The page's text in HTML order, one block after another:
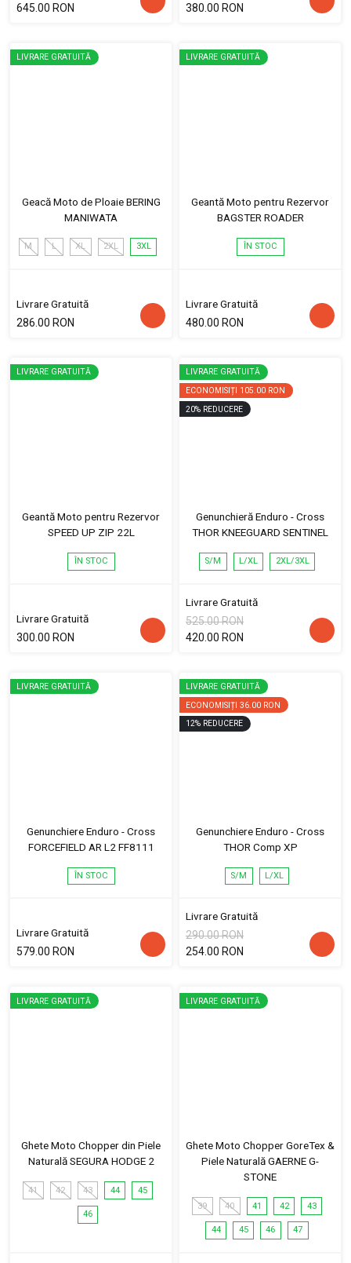
645.00 RON
380.00 RON
LIVRARE GRATUITĂ
Geacă Moto de Ploaie BERING
MANIWATA
M L XL 2XL 3XL
Livrare Gratuită
286.00 RON
LIVRARE GRATUITĂ
Geantă Moto pentru Rezervor
BAGSTER ROADER
ÎN STOC
Livrare Gratuită
480.00 RON
LIVRARE GRATUITĂ
Geantă Moto pentru Rezervor
SPEED UP ZIP 22L
ÎN STOC
Livrare Gratuită
300.00 RON
LIVRARE GRATUITĂ
ECONOMISIȚI 105.00 RON
20% REDUCERE
Genunchieră Enduro - Cross
THOR KNEEGUARD SENTINEL
S/M L/XL 2XL/3XL
Livrare Gratuită
525.00 RON
420.00 RON
LIVRARE GRATUITĂ
Genunchiere Enduro - Cross
FORCEFIELD AR L2 FF8111
ÎN STOC
Livrare Gratuită
579.00 RON
LIVRARE GRATUITĂ
ECONOMISIȚI 36.00 RON
12% REDUCERE
Genunchiere Enduro - Cross
THOR Comp XP
S/M L/XL
Livrare Gratuită
290.00 RON
254.00 RON
LIVRARE GRATUITĂ
Ghete Moto Chopper din Piele
Naturală SEGURA HODGE 2
41 42 43 44 45
46
LIVRARE GRATUITĂ
Ghete Moto Chopper GoreTex &
Piele Naturală GAERNE G-
STONE
39 40 41 42 43
44 45 46 47